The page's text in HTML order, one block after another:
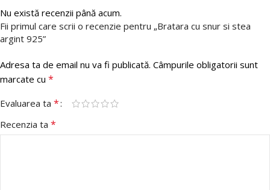
Nu există recenzii până acum.
Fii primul care scrii o recenzie pentru „Bratara cu snur si stea
argint 925”
Adresa ta de email nu va fi publicată. Câmpurile obligatorii sunt
marcate cu *
Evaluarea ta *
Recenzia ta *